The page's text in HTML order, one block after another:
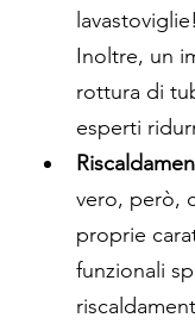
Inoltre, un
rottura di
esperti
vero, però,
proprie
funzionali